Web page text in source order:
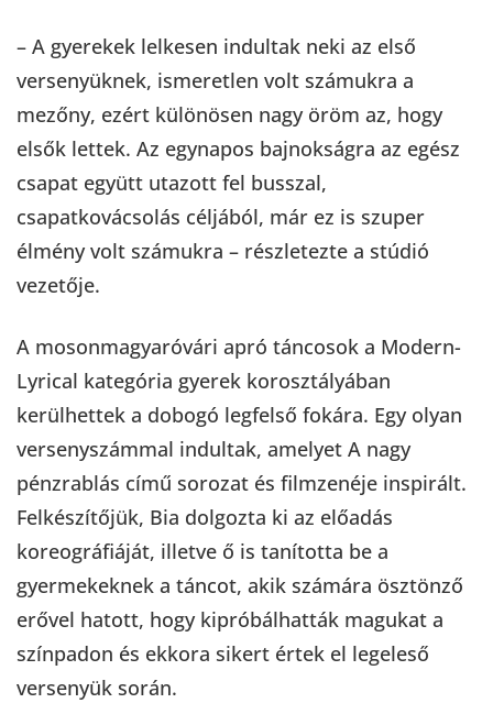
– A gyerekek lelkesen indultak neki az első
versenyüknek, ismeretlen volt számukra a
mezőny, ezért különösen nagy öröm az, hogy
elsők lettek. Az egynapos bajnokságra az egész
csapat együtt utazott fel busszal,
csapatkovácsolás céljából, már ez is szuper
élmény volt számukra – részletezte a stúdió
vezetője.
A mosonmagyaróvári apró táncosok a Modern-
Lyrical kategória gyerek korosztályában
kerülhettek a dobogó legfelső fokára. Egy olyan
versenyszámmal indultak, amelyet A nagy
pénzrablás című sorozat és filmzenéje inspirált.
Felkészítőjük, Bia dolgozta ki az előadás
koreográfiáját, illetve ő is tanította be a
gyermekeknek a táncot, akik számára ösztönző
erővel hatott, hogy kipróbálhatták magukat a
színpadon és ekkora sikert értek el legeleső
versenyük során.